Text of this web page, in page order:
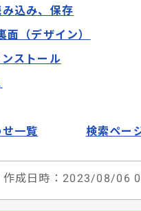
込み、保存
（デザイン）
ストール
一覧
検索ペー
作成日時 ：2023/08/06